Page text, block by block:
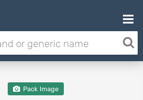
Pack Image